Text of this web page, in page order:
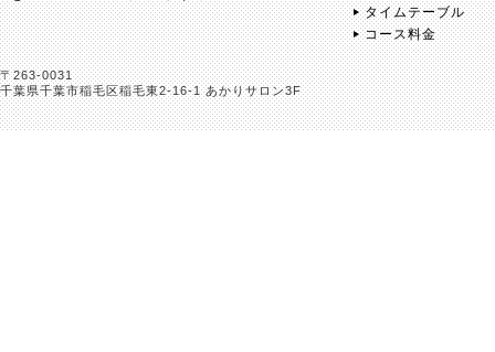
〒263-0031
千葉県千葉市稲毛区稲毛東2-16-1 あかりサロン3F
タイムテーブル
コース料金